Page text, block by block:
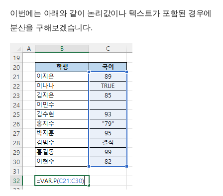
이번에는 아래와 같이 논리값이나 텍스트가 포함된 경우에
분산을 구해보겠습니다.